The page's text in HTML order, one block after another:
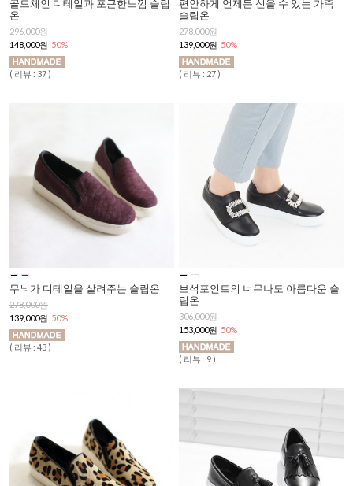
골드체인 디테일과 포근한느낌 슬립
온
296,000원
148,000원 50%
( 리뷰 : 37 )
편안하게 언제든 신을 수 있는 가죽
슬립온
278,000원
139,000원 50%
( 리뷰 : 27 )
무늬가 디테일을 살려주는 슬립온
278,000원
139,000원 50%
( 리뷰 : 43 )
보석포인트의 너무나도 아름다운 슬
립온
306,000원
153,000원 50%
( 리뷰 : 9 )